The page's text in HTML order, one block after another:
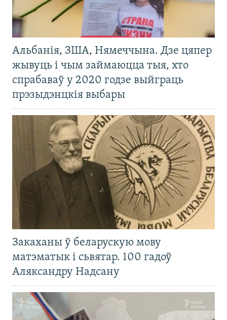
Альбанія, ЗША, Нямеччына. Дзе цяпер
жывуць і чым займаюцца тыя, хто
спрабаваў у 2020 годзе выйграць
прэзыдэнцкія выбары
Закаханы ў беларускую мову
матэматык і сьвятар. 100 гадоў
Аляксандру Надсану